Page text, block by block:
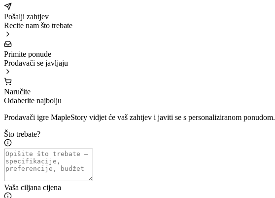
Pošalji zahtjev
Recite nam što trebate
Primite ponude
Prodavači se javljaju
Naručite
Odaberite najbolju
Prodavači igre MapleStory vidjet će vaš zahtjev i javiti se s personaliziranom ponudom.
Što trebate?
Vaša ciljana cijena